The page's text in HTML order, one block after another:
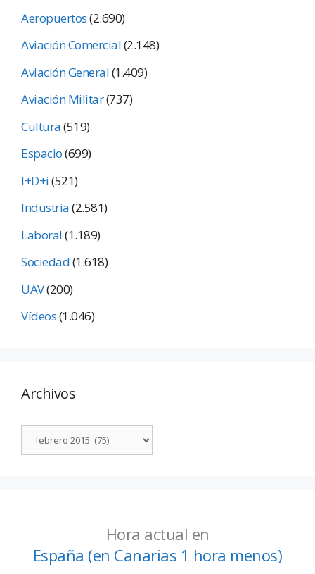
Aeropuertos(2.690)
Aviación Comercial(2.148)
Aviación General(1.409)
Aviación Militar(737)
Cultura(519)
Espacio(699)
I+D+i(521)
Industria(2.581)
Laboral(1.189)
Sociedad(1.618)
UAV(200)
Vídeos(1.046)
Archivos
Hora actual en
España (en Canarias 1 hora menos)